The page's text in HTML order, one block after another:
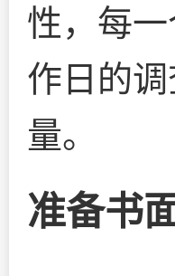
性，每
作日的
量。
准备书